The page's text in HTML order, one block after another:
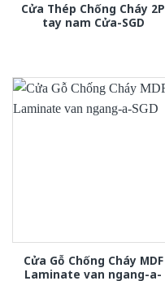
Cửa Thép Chống Cháy 2P
tay nam Cửa-SGD
Cửa Gỗ Chống Cháy MDF
Laminate van ngang-a-